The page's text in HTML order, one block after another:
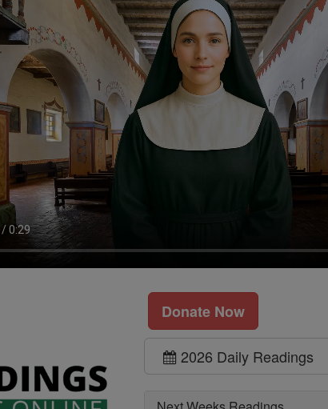
Donate Now
2026 Daily Readings